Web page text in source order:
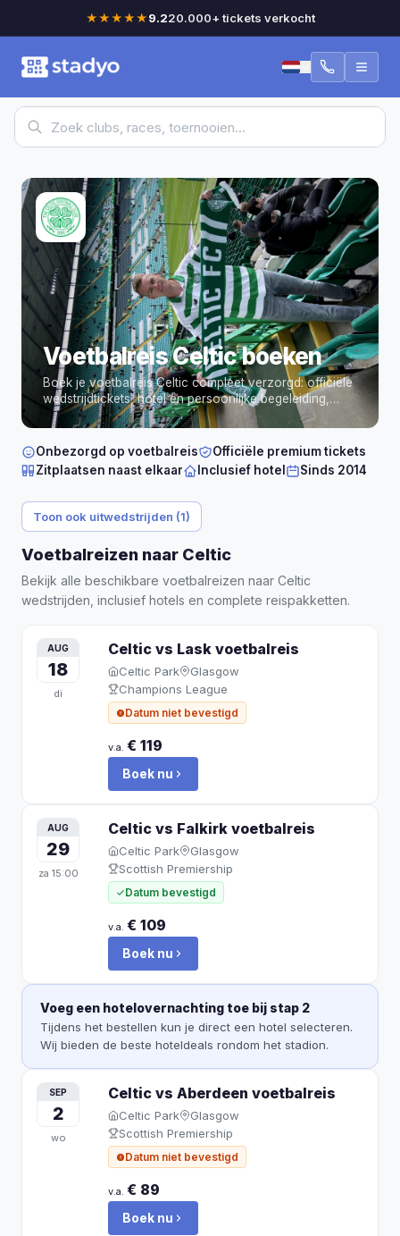
★★★★★9.220.000+ tickets verkocht
Voetbalreis Celtic boeken
Boek je voetbalreis Celtic compleet verzorgd: officiële
wedstrijdtickets, hotel en persoonlijke begeleiding,
direct bevestigd.
Onbezorgd op voetbalreis
Officiële premium tickets
Zitplaatsen naast elkaar
Inclusief hotel Sinds 2014
Toon ook uitwedstrijden (1)
Voetbalreizen naar Celtic
Bekijk alle beschikbare voetbalreizen naar Celtic
wedstrijden, inclusief hotels en complete reispakketten.
AUG
18
di
Celtic vs Lask voetbalreis
Celtic Park
Glasgow
Champions League
Datum niet bevestigd
v.a. € 119
Boek nu
AUG
29
za 15:00
Celtic vs Falkirk voetbalreis
Celtic Park
Glasgow
Scottish Premiership
Datum bevestigd
v.a. € 109
Boek nu
Voeg een hotelovernachting toe bij stap 2
Tijdens het bestellen kun je direct een hotel selecteren.
Wij bieden de beste hoteldeals rondom het stadion.
SEP
2
wo
Celtic vs Aberdeen voetbalreis
Celtic Park
Glasgow
Scottish Premiership
Datum niet bevestigd
v.a. € 89
Boek nu